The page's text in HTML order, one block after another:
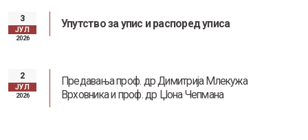
3
ЈУЛ
2026
Упутство за упис и распоред уписа
2
ЈУЛ
2026
Предавања проф. др Димитрија Млекужа
Врховника и проф. др Џона Чепмана